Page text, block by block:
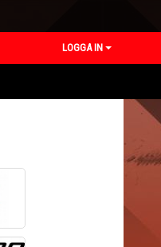
LOGGA IN